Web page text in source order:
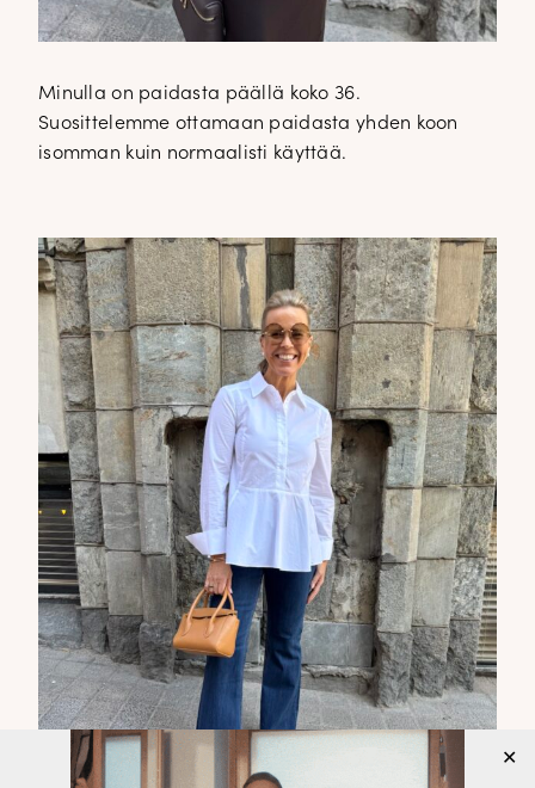
Minulla on paidasta päällä koko 36.
Suosittelemme ottamaan paidasta yhden koon
isomman kuin normaalisti käyttää.
✕